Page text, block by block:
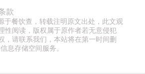
款
于餐饮查，转载注明原文出处，此文观
性阅读，版权属于原作者若无意侵犯
，请联系我们，本站将在第一时间删
息存储空间服务。